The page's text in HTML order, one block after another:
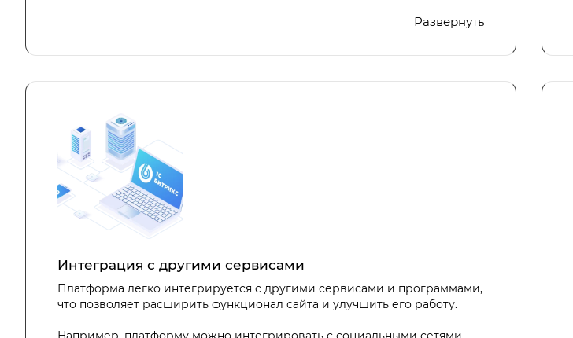
самостоятельно, разумеется при базовых знаниях в области cms,Развернуть
Интеграция с другими сервисами
Платформа легко интегрируется с другими сервисами и программами,
что позволяет расширить функционал сайта и улучшить его работу.